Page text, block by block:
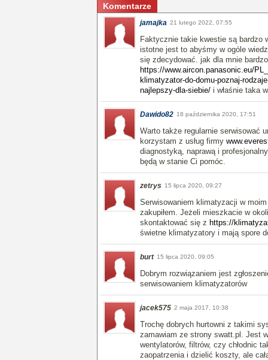
Komentarze
jamajka 21 lutego 2022, 07:55
Faktycznie takie kwestie są bardzo
istotne jest to abyśmy w ogóle
się zdecydować. jak dla mnie
https://www.aircon.panasonic.eu/
klimatyzator-do-domu-poznaj-
najlepszy-dla-siebie/ i właśnie taka
Dawido82 18 października 2020, 17:51
Warto także regularnie serwisować
korzystam z usług firmy
diagnostyką, naprawą i
będą w stanie Ci pomóc.
zetrys 15 lipca 2020, 09:27
Serwisowaniem klimatyzacji w
zakupiłem. Jeżeli mieszkacie w
skontaktować się z https://
świetne klimatyzatory i mają spore
burt 15 lipca 2020, 09:05
Dobrym rozwiązaniem jest
serwisowaniem klimatyzatorów
jacek575 2 maja 2017, 10:38
Trochę dobrych hurtowni z takimi
zamawiam ze strony swatt.pl. Jest
wentylatorów, filtrów, czy chłodnic
zaopatrzenia i dzielić koszty, ale